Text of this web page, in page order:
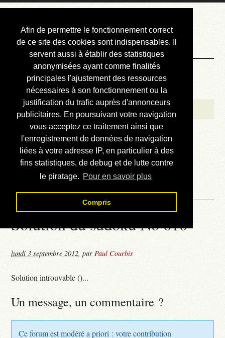
Afin de permettre le fonctionnement correct
de ce site des cookies sont indispensables. Il
servent aussi à établir des statistiques
anonymisées ayant comme finalités
principales l'ajustement des ressources
nécessaires à son fonctionnement ou la
justification du trafic auprès d'annonceurs
publicitaires. En poursuivant votre navigation
vous acceptez ce traitement ainsi que
l'enregistrement de données de navigation
liées à votre adresse IP, en particulier à des
fins statistiques, de debug et de lutte contre
le piratage. Pour en savoir plus
Compris
Courbis, « LE »
Blog Officiel
Bienvenue
Réalisations
Divers (et d’été)
Annonces
Liens externes
Téléchargement
Contact
Solution du sudoku No 610
lundi 3 septembre 2012,parPaul Courbis
Solution introuvable ()...
Un message, un commentaire ?
Ce forum est modéré a priori : votre contribution